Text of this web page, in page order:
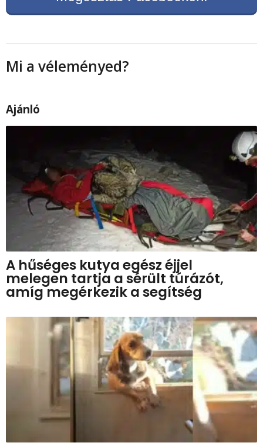
Mi a véleményed?
Ajánló
A hűséges kutya egész éjjel
melegen tartja a sérült túrázót,
amíg megérkezik a segítség